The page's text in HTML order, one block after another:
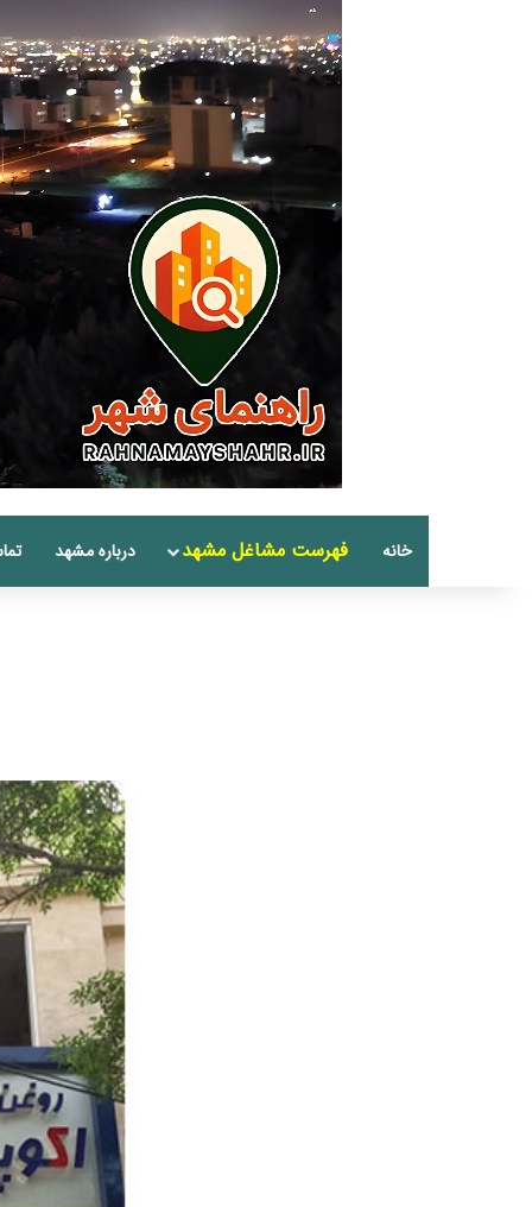
خانه فهرست مشاغل مشهد درباره مشهد